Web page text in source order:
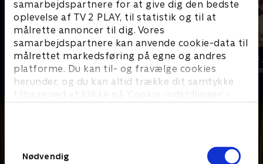
samarbejdspartnere for at give dig den bedste
oplevelse af TV 2 PLAY, til statistik og til at
målrette annoncer til dig. Vores
samarbejdspartnere kan anvende cookie-data til
målrettet markedsføring på egne og andres
platforme. Du kan til- og fravælge cookies
herunder, og du kan altid trække dit samtykke
tilbage ved at klikke på ’Cookie-indstillinger’ i
Nødvendig
Danmarks dummeste
TV-Shows • 1 sæsoner
24
TV-Shows • 1